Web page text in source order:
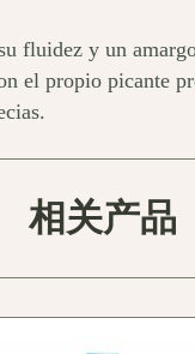
fluidez y un
el propio picante
相关产品